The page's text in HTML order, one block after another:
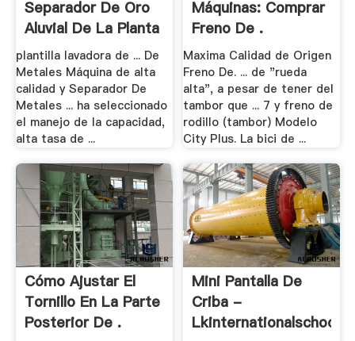
Separador De Oro
Aluvial De La Planta
.
plantilla lavadora de ... De
Metales Máquina de alta
calidad y Separador De
Metales ... ha seleccionado
el manejo de la capacidad,
alta tasa de ...
Máquinas: Comprar
Freno De .
Maxima Calidad de Origen
Freno De. ... de "rueda
alta", a pesar de tener del
tambor que ... 7 y freno de
rodillo (tambor) Modelo
City Plus. La bici de ...
Cómo Ajustar El
Tornillo En La Parte
Posterior De .
Mini Pantalla De
Criba -
Lkinternationalschool